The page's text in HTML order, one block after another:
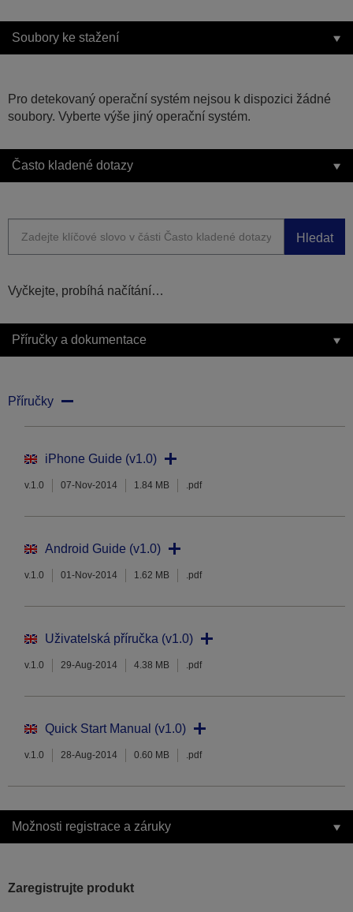
Soubory ke stažení
Pro detekovaný operační systém nejsou k dispozici žádné
soubory. Vyberte výše jiný operační systém.
Často kladené dotazy
Hledat
Vyčkejte, probíhá načítání…
Příručky a dokumentace
Příručky
iPhone Guide (v1.0)
v.1.0 07-Nov-2014 1.84 MB .pdf
Android Guide (v1.0)
v.1.0 01-Nov-2014 1.62 MB .pdf
Uživatelská příručka (v1.0)
v.1.0 29-Aug-2014 4.38 MB .pdf
Quick Start Manual (v1.0)
v.1.0 28-Aug-2014 0.60 MB .pdf
Možnosti registrace a záruky
Zaregistrujte produkt